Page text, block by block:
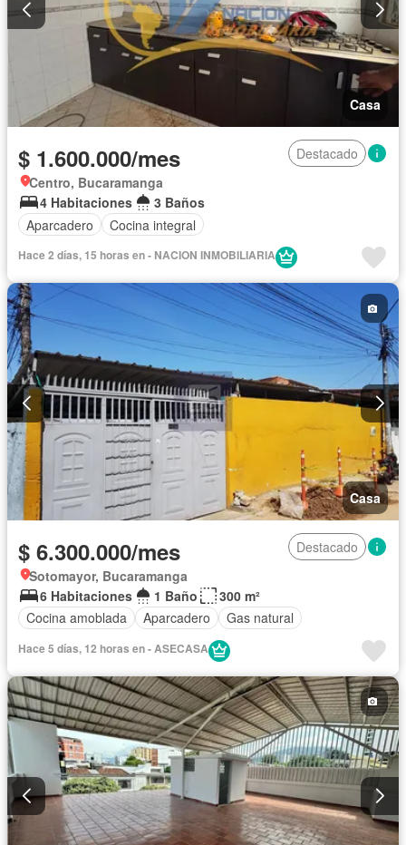
Casa
$ 1.600.000/mes
Destacado
Centro, Bucaramanga
4 Habitaciones
3 Baños
Aparcadero
Cocina integral
Hace 2 días, 15 horas en - NACION INMOBILIARIA
Casa
$ 6.300.000/mes
Destacado
Sotomayor, Bucaramanga
6 Habitaciones
1 Baño
300 m²
Cocina amoblada
Aparcadero Gas natural
Hace 5 días, 12 horas en - ASECASA